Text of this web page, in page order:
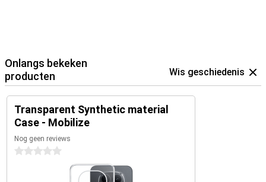
Onlangs bekeken
producten
Wis geschiedenis
Transparent Synthetic material
Case - Mobilize
Nog geen reviews
0 sterren